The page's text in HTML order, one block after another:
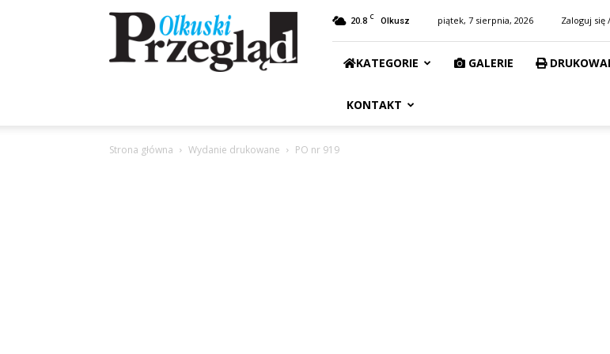
Przegląd
Olkuski
20.8 C Olkusz piątek, 7 sierpnia, 2026 Zaloguj się
KATEGORIE GALERIE
KONTAKT
Strona główna Wydanie drukowane PO nr 919